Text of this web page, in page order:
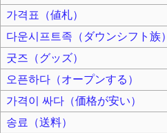
가격표（値札）
다운시프트족（ダウンシフト族）
굿즈（グッズ）
오픈하다（オープンする）
가격이 싸다（価格が安い）
송료（送料）